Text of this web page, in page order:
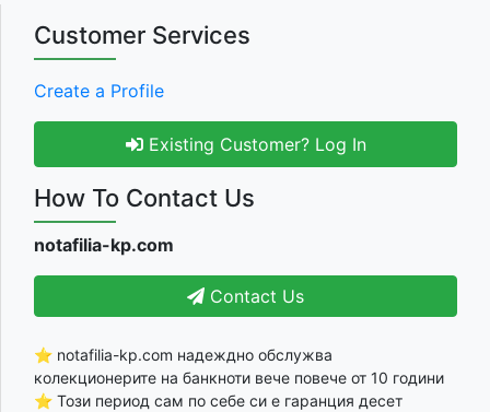
Customer Services
Create a Profile
Existing Customer? Log In
How To Contact Us
notafilia-kp.com
Contact Us
⭐ notafilia-kp.com надеждно обслужва
колекционерите на банкноти вече повече от 10 години
⭐ Този период сам по себе си е гаранция десет